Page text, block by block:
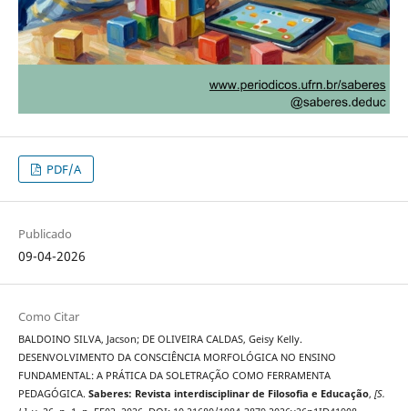
PDF/A
Publicado
09-04-2026
Como Citar
BALDOINO SILVA, Jacson; DE OLIVEIRA CALDAS, Geisy Kelly.
DESENVOLVIMENTO DA CONSCIÊNCIA MORFOLÓGICA NO ENSINO
FUNDAMENTAL: A PRÁTICA DA SOLETRAÇÃO COMO FERRAMENTA
PEDAGÓGICA. Saberes: Revista interdisciplinar de Filosofia e Educação, [S.